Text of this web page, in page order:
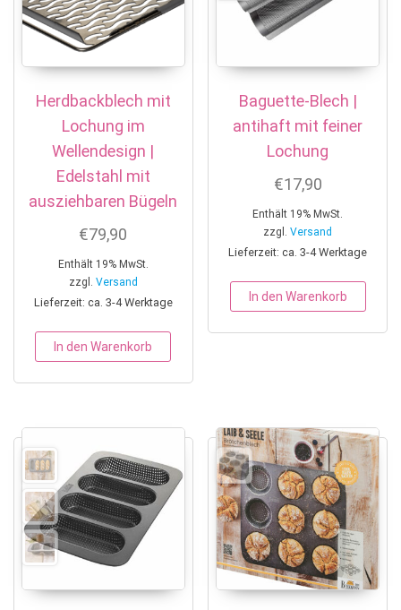
Herdbackblech mit
Lochung im
Wellendesign |
Edelstahl mit
ausziehbaren Bügeln
€79,90
Enthält 19% MwSt.
zzgl. Versand
Lieferzeit: ca. 3-4 Werktage
In den Warenkorb
Baguette-Blech |
antihaft mit feiner
Lochung
€17,90
Enthält 19% MwSt.
zzgl.Versand
Lieferzeit: ca. 3-4 Werktage
In den Warenkorb